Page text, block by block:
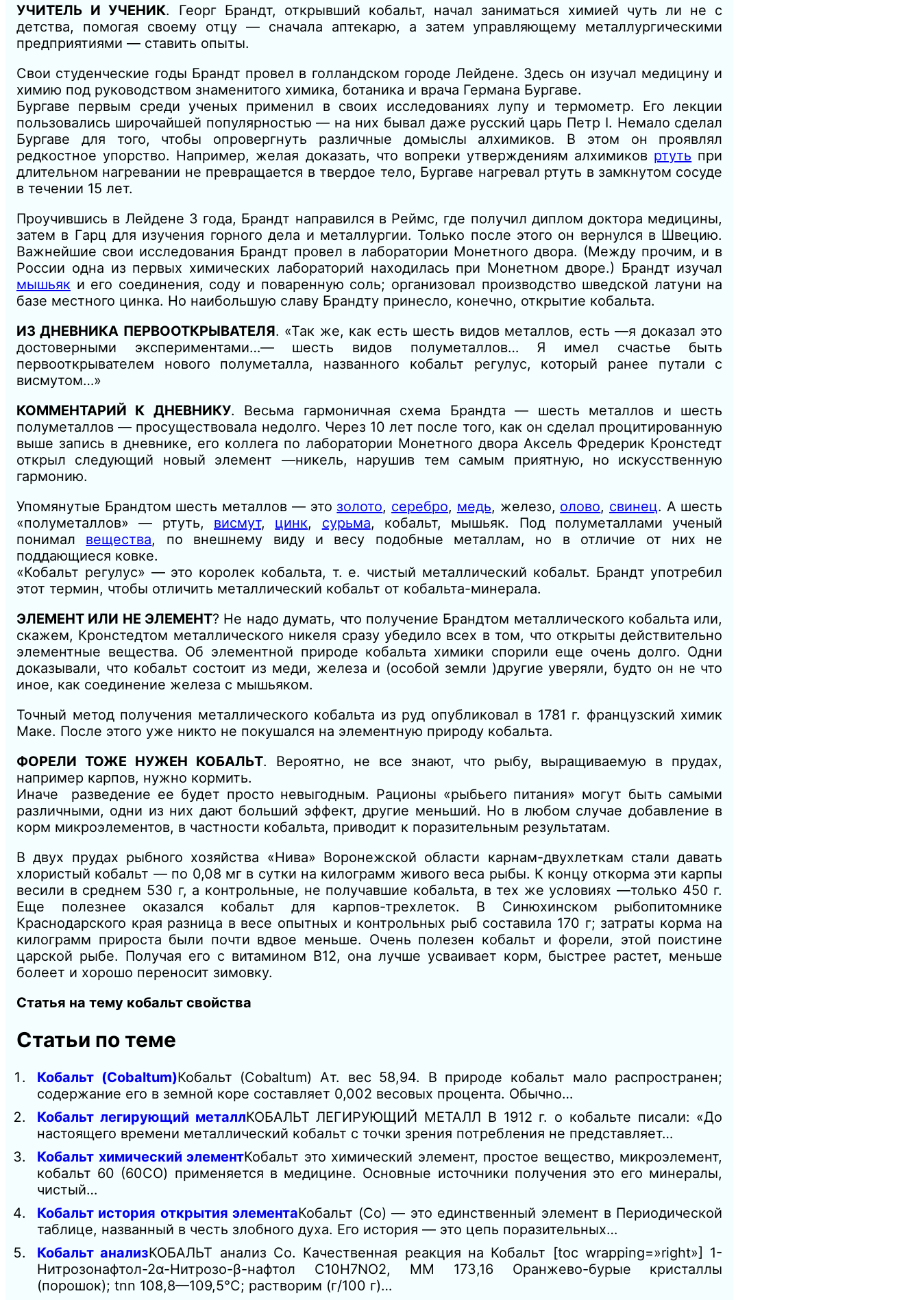
УЧИТЕЛЬ И УЧЕНИК. Георг Брандт, открывший кобальт, начал заниматься химией чуть ли не с
детства, помогая своему отцу — сначала аптекарю, а затем управляющему металлургическими
предприятиями — ставить опыты.
Свои студенческие годы Брандт провел в голландском городе Лейдене. Здесь он изучал медицину и
химию под руководством знаменитого химика, ботаника и врача Германа Бургаве.
Бургаве первым среди ученых применил в своих исследованиях лупу и термометр. Его лекции
пользовались широчайшей популярностью — на них бывал даже русский царь Петр I. Немало сделал
Бургаве для того, чтобы опровергнуть различные домыслы алхимиков. В этом он проявлял
редкостное упорство. Например, желая доказать, что вопреки утверждениям алхимиков ртуть при
длительном нагревании не превращается в твердое тело, Бургаве нагревал ртуть в замкнутом сосуде
в течении 15 лет.
Проучившись в Лейдене 3 года, Брандт направился в Реймс, где получил диплом доктора медицины,
затем в Гарц для изучения горного дела и металлургии. Только после этого он вернулся в Швецию.
Важнейшие свои исследования Брандт провел в лаборатории Монетного двора. (Между прочим, и в
России одна из первых химических лабораторий находилась при Монетном дворе.) Брандт изучал
мышьяк и его соединения, соду и поваренную соль; организовал производство шведской латуни на
базе местного цинка. Но наибольшую славу Брандту принесло, конечно, открытие кобальта.
ИЗ ДНЕВНИКА ПЕРВООТКРЫВАТЕЛЯ. «Так же, как есть шесть видов металлов, есть —я доказал это
достоверными экспериментами…— шесть видов полуметаллов… Я имел счастье быть
первооткрывателем нового полуметалла, названного кобальт регулус, который ранее путали с
висмутом…»
КОММЕНТАРИЙ К ДНЕВНИКУ. Весьма гармоничная схема Брандта — шесть металлов и шесть
полуметаллов — просуществовала недолго. Через 10 лет после того, как он сделал процитированную
выше запись в дневнике, его коллега по лаборатории Монетного двора Аксель Фредерик Кронстедт
открыл следующий новый элемент —никель, нарушив тем самым приятную, но искусственную
гармонию.
Упомянутые Брандтом шесть металлов — это золото, серебро, медь, железо, олово, свинец. А шесть
«полуметаллов» — ртуть, висмут, цинк, сурьма, кобальт, мышьяк. Под полуметаллами ученый
понимал вещества, по внешнему виду и весу подобные металлам, но в отличие от них не
поддающиеся ковке.
«Кобальт регулус» — это королек кобальта, т. е. чистый металлический кобальт. Брандт употребил
этот термин, чтобы отличить металлический кобальт от кобальта-минерала.
ЭЛЕМЕНТ ИЛИ НЕ ЭЛЕМЕНТ? Не надо думать, что получение Брандтом металлического кобальта или,
скажем, Кронстедтом металлического никеля сразу убедило всех в том, что открыты действительно
элементные вещества. Об элементной природе кобальта химики спорили еще очень долго. Одни
доказывали, что кобальт состоит из меди, железа и (особой земли )другие уверяли, будто он не что
иное, как соединение железа с мышьяком.
Точный метод получения металлического кобальта из руд опубликовал в 1781 г. французский химик
Маке. После этого уже никто не покушался на элементную природу кобальта.
ФОРЕЛИ ТОЖЕ НУЖЕН КОБАЛЬТ. Вероятно, не все знают, что рыбу, выращиваемую в прудах,
например карпов, нужно кормить.
Иначе разведение ее будет просто невыгодным. Рационы «рыбьего питания» могут быть самыми
различными, одни из них дают больший эффект, другие меньший. Но в любом случае добавление в
корм микроэлементов, в частности кобальта, приводит к поразительным результатам.
В двух прудах рыбного хозяйства «Нива» Воронежской области карнам-двухлеткам стали давать
хлористый кобальт — по 0,08 мг в сутки на килограмм живого веса рыбы. К концу откорма эти карпы
весили в среднем 530 г, а контрольные, не получавшие кобальта, в тех же условиях —только 450 г.
Еще полезнее оказался кобальт для карпов-трехлеток. В Синюхинском рыбопитомнике
Краснодарского края разница в весе опытных и контрольных рыб составила 170 г; затраты корма на
килограмм прироста были почти вдвое меньше. Очень полезен кобальт и форели, этой поистине
царской рыбе. Получая его с витамином В12, она лучше усваивает корм, быстрее растет, меньше
болеет и хорошо переносит зимовку.
Статья на тему кобальт свойства
Статьи по теме
Кобальт (Cobaltum)Кобальт (Cobaltum) Aт. вес 58,94. В природе кобальт мало распространен;
содержание его в земной коре составляет 0,002 весовых процента. Обычно…
Кобальт легирующий металлКОБАЛЬТ ЛЕГИРУЮЩИЙ МЕТАЛЛ В 1912 г. о кобальте писали: «До
настоящего времени металлический кобальт с точки зрения потребления не представляет…
Кобальт химический элементКобальт это химический элемент, простое вещество, микроэлемент,
кобальт 60 (60CO) применяется в медицине. Основные источники получения это его минералы,
чистый…
Кобальт история открытия элементаКобальт (Co) — это единственный элемент в Периодической
таблице, названный в честь злобного духа. Его история — это цепь поразительных…
Кобальт анализКОБАЛЬТ анализ Co. Качественная реакция на Кобальт [toc wrapping=»right»] 1-
Нитрозонафтол-2α-Нитрозо-β-нафтол C10H7NO2, ММ 173,16 Оранжево-бурые кристаллы
(порошок); tnn 108,8—109,5°С; растворим (г/100 г)…